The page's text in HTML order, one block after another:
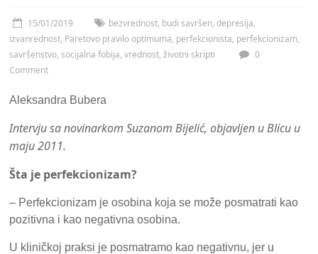
15/01/2019 bezvrednost, budi savršen,depresija,
izvanrednost, Paretovo pravilo optimuma, perfekcionista, perfekcionizam,
savršenstvo,socijalna fobija,vrednost,životni skripti
0
Comment
Aleksandra Bubera
Intervju sa novinarkom Suzanom Bijelić, objavljen u Blicu u
maju 2011.
Šta je perfekcionizam?
– Perfekcionizam je osobina koja se može posmatrati kao
pozitivna i kao negativna osobina.
U kliničkoj praksi je posmatramo kao negativnu, jer u